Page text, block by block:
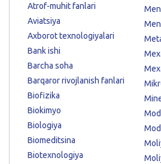
Atrof-muhit fanlari
Aviatsiya
Axborot texnologiyalari
Bank ishi
Barcha soha
Barqaror rivojlanish fanlari
Biofizika
Biokimyo
Biologiya
Biomeditsina
Biotexnologiya